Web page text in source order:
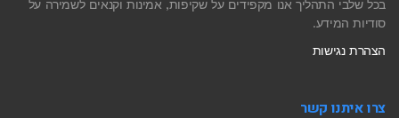
בכל שלבי התהליך אנו מקפידים על שקיפות, אמינות וקנאים לשמירה על
סודיות המידע.
הצהרת נגישות
צרו איתנו קשר